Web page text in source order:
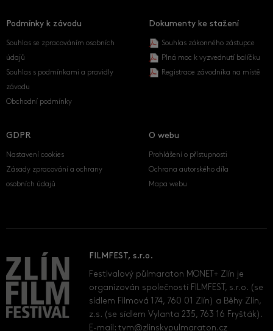
Podmínky k závodu
Souhlas se zpracováním osobních
údajů
Souhlas s podmínkami a pravidly
závodu
Obchodní podmínky
Dokumenty ke stažení
Souhlas zákonného zástupce
Plná moc k vyzvednutí balíčku
Registrace závodníka na místě
GDPR
Nastavení cookies
Zásady zpracování a ochrany
osobních údajů
O webu
Prohlášení o přístupnosti
Ochrana autorského díla
Mapa webu
FILMFEST, s.r.o.
Festivalový půlmaraton MONET+ Zlín je
organizován společností FILMFEST, s.r.o. (se
sídlem Filmová 174, 760 01 Zlín) a Běhy Zlín,
z.s. (se sídlem Vylanta 235, 763 16 Fryšták).
E-mail:tym@zlinskypulmaraton.cz